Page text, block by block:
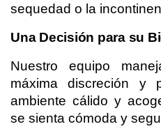
sequedad o la
Una Decisión para su
Nuestro equipo
máxima discreción y
ambiente cálido y
se sienta cómoda y